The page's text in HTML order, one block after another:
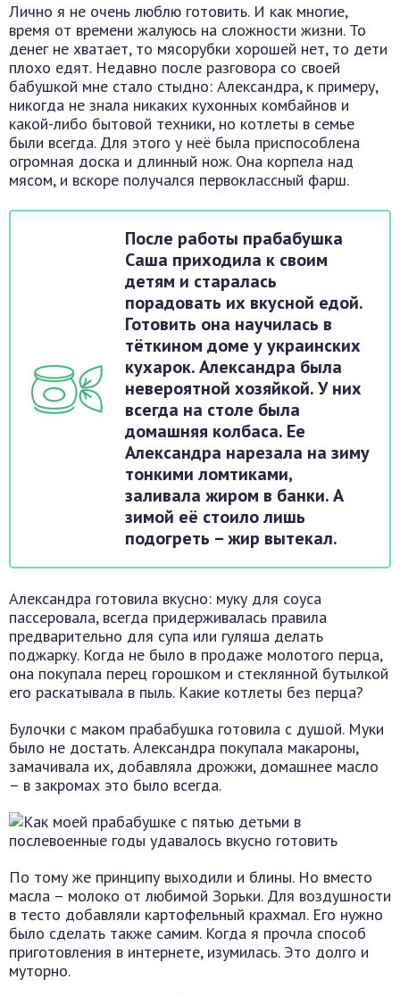
Лично я не очень люблю готовить. И как многие,
время от времени жалуюсь на сложности жизни. То
денег не хватает, то мясорубки хорошей нет, то дети
плохо едят. Недавно после разговора со своей
бабушкой мне стало стыдно: Александра, к примеру,
никогда не знала никаких кухонных комбайнов и
какой-либо бытовой техники, но котлеты в семье
были всегда. Для этого у неё была приспособлена
огромная доска и длинный нож. Она корпела над
мясом, и вскоре получался первоклассный фарш.
После работы прабабушка
Саша приходила к своим
детям и старалась
порадовать их вкусной едой.
Готовить она научилась в
тёткином доме у украинских
кухарок. Александра была
невероятной хозяйкой. У них
всегда на столе была
домашняя колбаса. Ее
Александра нарезала на зиму
тонкими ломтиками,
заливала жиром в банки. А
зимой её стоило лишь
подогреть – жир вытекал.
Александра готовила вкусно: муку для соуса
пассеровала, всегда придерживалась правила
предварительно для супа или гуляша делать
поджарку. Когда не было в продаже молотого перца,
она покупала перец горошком и стеклянной бутылкой
его раскатывала в пыль. Какие котлеты без перца?
Булочки с маком прабабушка готовила с душой. Муки
было не достать. Александра покупала макароны,
замачивала их, добавляла дрожжи, домашнее масло
– в закромах это было всегда.
По тому же принципу выходили и блины. Но вместо
масла – молоко от любимой Зорьки. Для воздушности
в тесто добавляли картофельный крахмал. Его нужно
было сделать также самим. Когда я прочла способ
приготовления в интернете, изумилась. Это долго и
муторно.